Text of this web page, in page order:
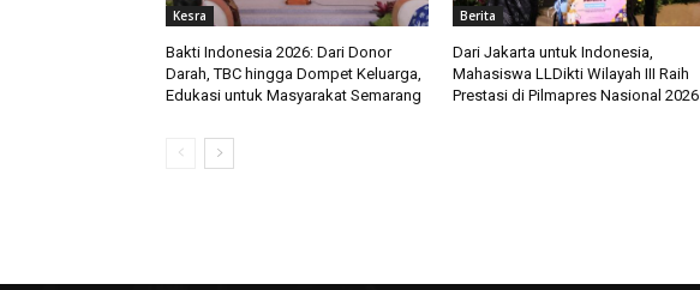
Kesra
Bakti Indonesia 2026: Dari Donor
Darah, TBC hingga Dompet Keluarga,
Edukasi untuk Masyarakat Semarang
Berita
Dari Jakarta untuk Indonesia,
Mahasiswa LLDikti Wilayah III Raih
Prestasi di Pilmapres Nasional 2026